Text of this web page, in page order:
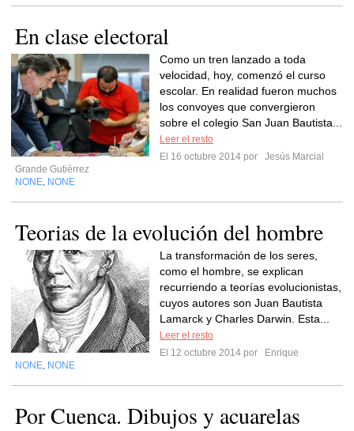
En clase electoral
Como un tren lanzado a toda
velocidad, hoy, comenzó el curso
escolar. En realidad fueron muchos
los convoyes que convergieron
sobre el colegio San Juan Bautista...
Leer el resto
El 16 octubre 2014 por
Jesús Marcial
Grande Gutiérrez
NONE NONE
Teorias de la evolución del hombre
La transformación de los seres,
como el hombre, se explican
recurriendo a teorías evolucionistas,
cuyos autores son Juan Bautista
Lamarck y Charles Darwin. Esta...
Leer el resto
El 12 octubre 2014 por
Enrique
NONE NONE
Por Cuenca. Dibujos y acuarelas